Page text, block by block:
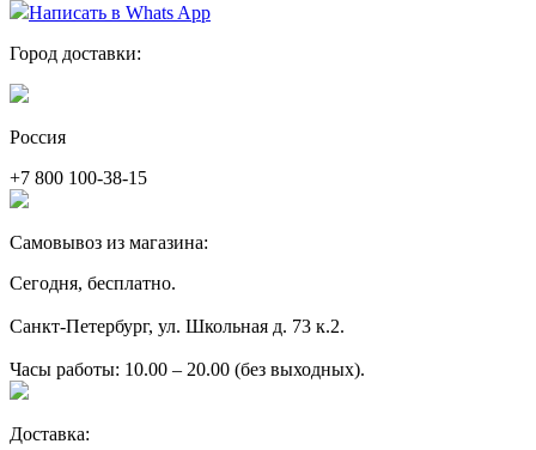
Написать в Whats App
Город доставки:
Россия
+7 800 100-38-15
Самовывоз из магазина:
Сегодня, бесплатно.
Санкт-Петербург, ул. Школьная д. 73 к.2.
Часы работы: 10.00 – 20.00 (без выходных).
Доставка: